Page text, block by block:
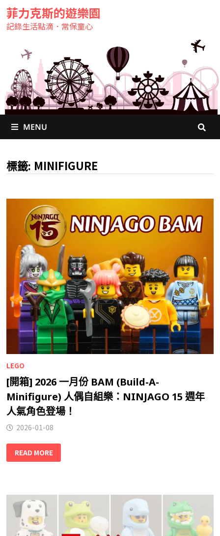
菲力克斯的遊樂園
記錄生活點滴．常保童心
MENU
標籤: MINIFIGURE
LEGO
[開箱] 2026 一月份 BAM (Build-A-
Minifigure) 人偶自組樂：NINJAGO 15 週年
人氣角色登場！
2026-01-08
READ MORE